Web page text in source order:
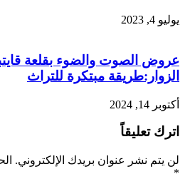
يوليو 4, 2023
عروض الصوت والضوء بقلعة
الزوار:طريقة مبتكرة للتراث
أكتوبر 14, 2024
اترك تعليقاً
لن يتم نشر عنوان بريدك الإلكتروني.
*